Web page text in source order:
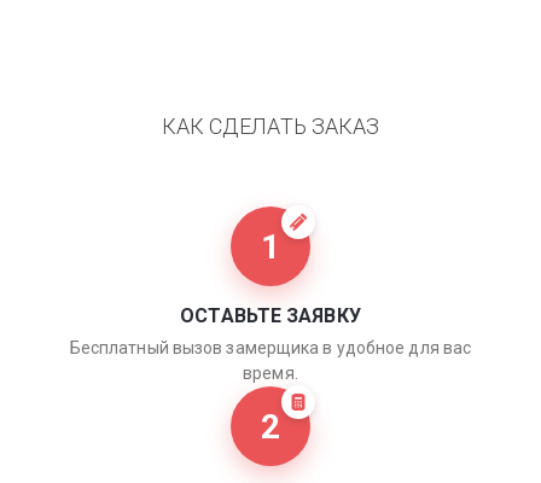
КАК СДЕЛАТЬ ЗАКАЗ
1
ОСТАВЬТЕ ЗАЯВКУ
Бесплатный вызов замерщика в удобное для вас
время.
2